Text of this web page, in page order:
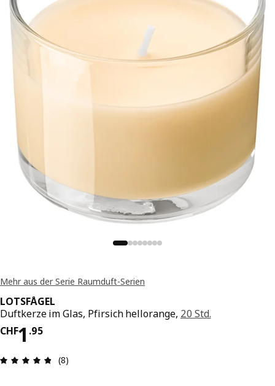
Mehr aus der Serie Raumduft-Serien
LOTSFÅGEL
Duftkerze im Glas, Pfirsich hellorange, 20 Std.
CHF1 .95
Preis CHF 1.95
Bewertung: 4.8 von 5 Sterne Anzahl der
(8)